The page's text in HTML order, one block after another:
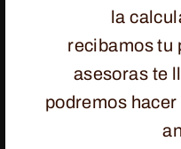
la
recibamos tu
asesoras te
podremos